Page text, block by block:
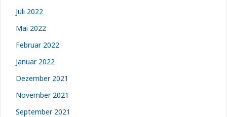
Juli 2022
Mai 2022
Februar 2022
Januar 2022
Dezember 2021
November 2021
September 2021